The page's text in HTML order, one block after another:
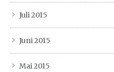
Juli 2015
Juni 2015
Mai 2015